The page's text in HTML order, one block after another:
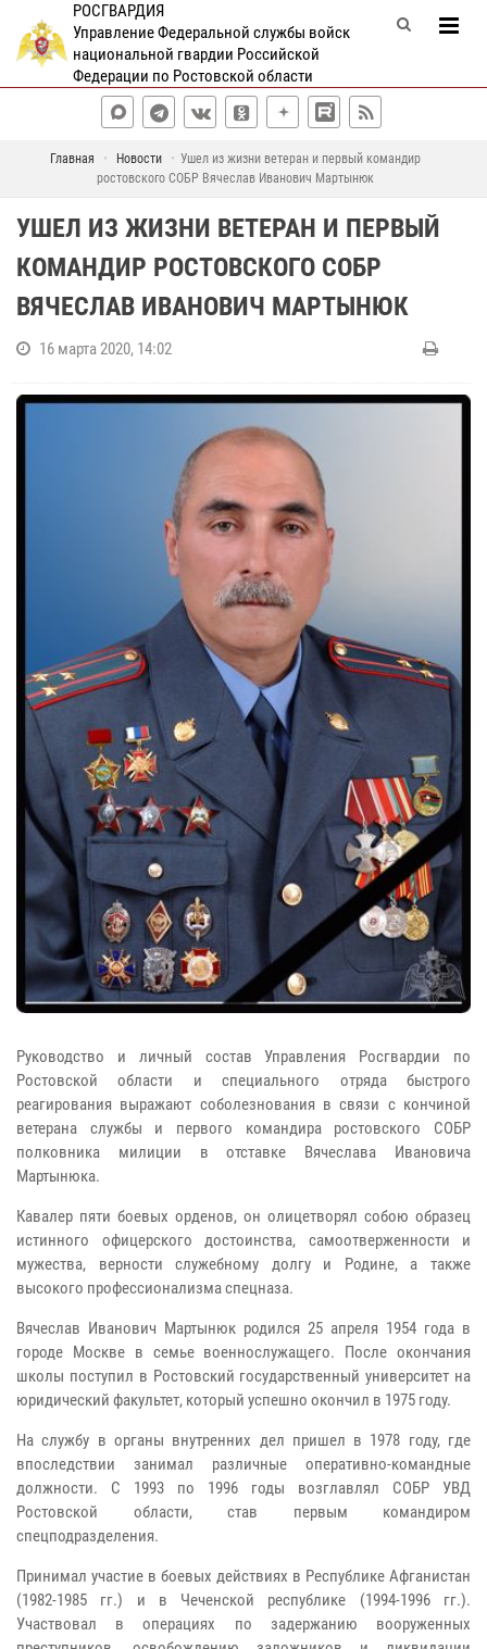
РОСГВАРДИЯ
Управление Федеральной службы войск
национальной гвардии Российской
Федерации по Ростовской области
Главная Новости
Ушел из жизни ветеран и первый командир
ростовского СОБР Вячеслав Иванович Мартынюк
УШЕЛ ИЗ ЖИЗНИ ВЕТЕРАН И ПЕРВЫЙ
КОМАНДИР РОСТОВСКОГО СОБР
ВЯЧЕСЛАВ ИВАНОВИЧ МАРТЫНЮК
16 марта 2020, 14:02
Руководство и личный состав Управления Росгвардии по
Ростовской области и специального отряда быстрого
реагирования выражают соболезнования в связи с кончиной
ветерана службы и первого командира ростовского СОБР
полковника милиции в отставке Вячеслава Ивановича
Мартынюка.
Кавалер пяти боевых орденов, он олицетворял собою образец
истинного офицерского достоинства, самоотверженности и
мужества, верности служебному долгу и Родине, а также
высокого профессионализма спецназа.
Вячеслав Иванович Мартынюк родился 25 апреля 1954 года в
городе Москве в семье военнослужащего. После окончания
школы поступил в Ростовский государственный университет на
юридический факультет, который успешно окончил в 1975 году.
На службу в органы внутренних дел пришел в 1978 году, где
впоследствии занимал различные оперативно-командные
должности. С 1993 по 1996 годы возглавлял СОБР УВД
Ростовской области, став первым командиром
спецподразделения.
Принимал участие в боевых действиях в Республике Афганистан
(1982-1985 гг.) и в Чеченской республике (1994-1996 гг.).
Участвовал в операциях по задержанию вооруженных